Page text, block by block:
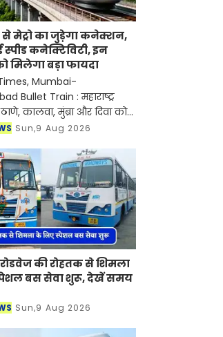
से मेट्रो का जुड़ेगा कनेक्शन,
स्पीड कनेक्टिविटी, इन
मिलेगा बड़ा फायदा
Mumbai-
Bullet Train : महाराष्ट्र
कालवा, मुंब्रा और दिवा को
नए मेट्रो कॉरिडोर को
कॉरि
Sun,9 Aug 2026
रोडवेज की रोहतक से शिमला
बस सेवा शुरू, देखें समय
Sun,9 Aug 2026